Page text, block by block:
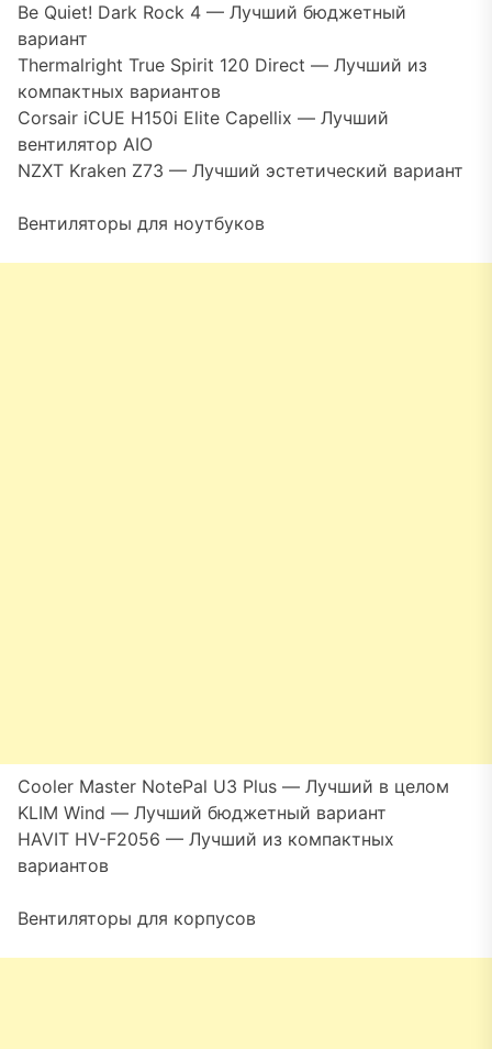
Be Quiet! Dark Rock 4 — Лучший бюджетный
вариант
Thermalright True Spirit 120 Direct — Лучший из
компактных вариантов
Corsair iCUE H150i Elite Capellix — Лучший
вентилятор AIO
NZXT Kraken Z73 — Лучший эстетический вариант
Вентиляторы для ноутбуков
Cooler Master NotePal U3 Plus — Лучший в целом
KLIM Wind — Лучший бюджетный вариант
HAVIT HV-F2056 — Лучший из компактных
вариантов
Вентиляторы для корпусов